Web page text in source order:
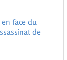
face du
de